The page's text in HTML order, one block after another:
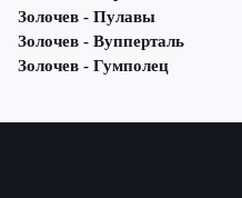
Золочев - Пулавы
Золочев - Вупперталь
Золочев - Гумполец